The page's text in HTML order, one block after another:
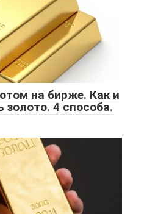
на бирже. Как и
золото. 4 способа.